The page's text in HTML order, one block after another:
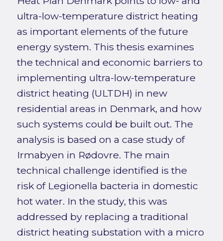
ultra-low-temperature district heating
as important elements of the future
energy system. This thesis examines
the technical and economic barriers to
implementing ultra-low-temperature
district heating (ULTDH) in new
residential areas in Denmark, and how
such systems could be built out. The
analysis is based on a case study of
Irmabyen in Rødovre. The main
technical challenge identified is the
risk of Legionella bacteria in domestic
hot water. In the study, this was
addressed by replacing a traditional
district heating substation with a micro